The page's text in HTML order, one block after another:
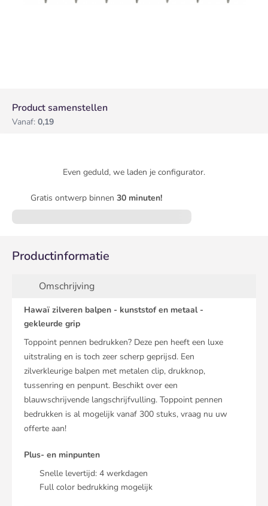
Product samenstellen
Vanaf: 0,19
Even geduld, we laden je configurator.
Gratis ontwerp binnen 30 minuten!
Productinformatie
Omschrijving
Hawaï zilveren balpen - kunststof en metaal -
gekleurde grip
Toppoint pennen bedrukken? Deze pen heeft een luxe
uitstraling en is toch zeer scherp geprijsd. Een
zilverkleurige balpen met metalen clip, drukknop,
tussenring en penpunt. Beschikt over een
blauwschrijvende langschrijfvulling. Toppoint pennen
bedrukken is al mogelijk vanaf 300 stuks, vraag nu uw
offerte aan!
Plus- en minpunten
Snelle levertijd: 4werkdagen
Full color bedrukking mogelijk